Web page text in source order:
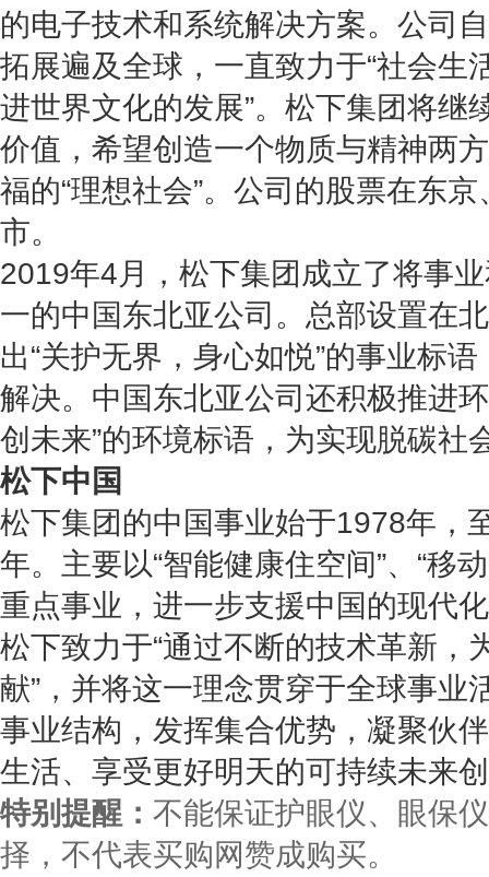
的电子技术和系统解决方案。公司
拓展遍及全球，一直致力于“社会生
进世界文化的发展”。松下集团将继
价值，希望创造一个物质与精神两
福的“理想社会”。公司的股票在东
市。
2019年4月，松下集团成立了将事
一的中国东北亚公司。总部设置在
出“关护无界，身心如悦”的事业标
解决。中国东北亚公司还积极推进
创未来”的环境标语，为实现脱碳社
松下中国
松下集团的中国事业始于1978年，
年。主要以“智能健康住空间”、“移
重点事业，进一步支援中国的现代
松下致力于“通过不断的技术革新，
献”，并将这一理念贯穿于全球事业
事业结构，发挥集合优势，凝聚伙
生活、享受更好明天的可持续未来
特别提醒： 不能保证护眼仪、眼保
择，不代表买购网赞成购买。